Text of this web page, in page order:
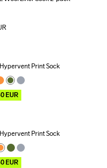
Print Sock
EUR
Print Sock
EUR